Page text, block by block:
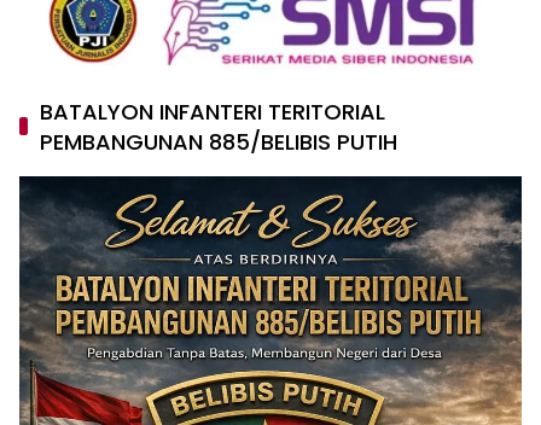
BATALYON INFANTERI TERITORIAL
PEMBANGUNAN 885/BELIBIS PUTIH